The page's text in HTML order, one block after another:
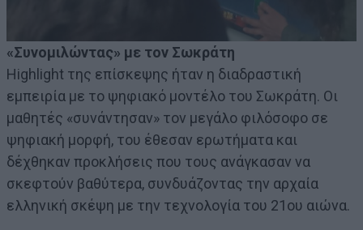
«Συνομιλώντας» με τον Σωκράτη
Highlight της επίσκεψης ήταν η διαδραστική
εμπειρία με το ψηφιακό μοντέλο του Σωκράτη. Οι
μαθητές «συνάντησαν» τον μεγάλο φιλόσοφο σε
ψηφιακή μορφή, του έθεσαν ερωτήματα και
δέχθηκαν προκλήσεις που τους ανάγκασαν να
σκεφτούν βαθύτερα, συνδυάζοντας την αρχαία
ελληνική σκέψη με την τεχνολογία του 21ου αιώνα.